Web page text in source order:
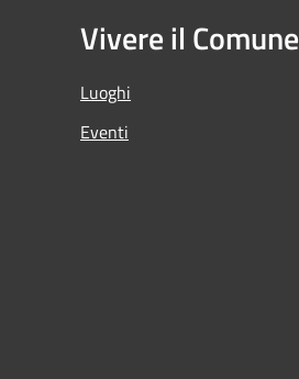
Vivere il Comune
Luoghi
Eventi